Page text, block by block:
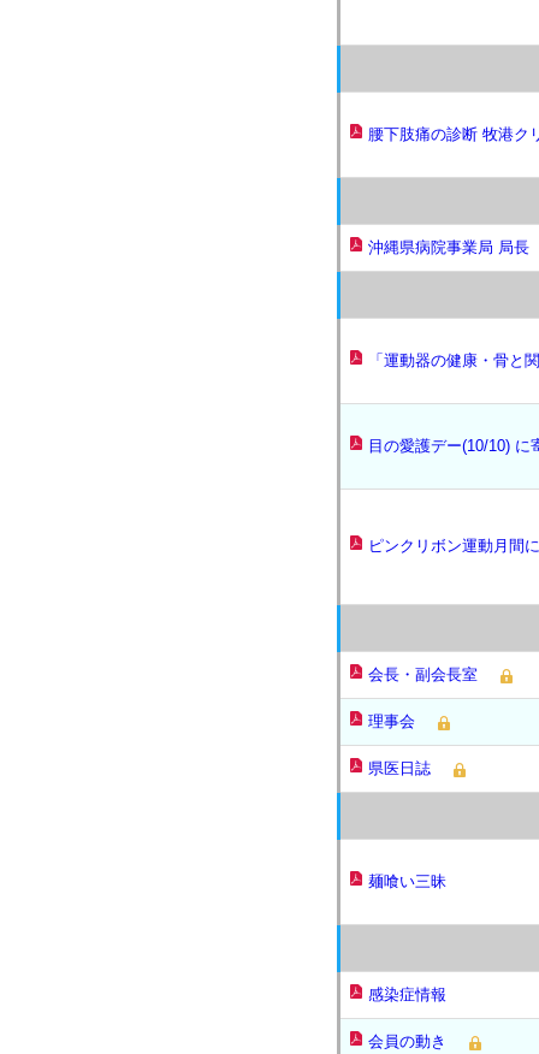
腰下肢痛の診断 牧港ク
沖縄県病院事業局 局
「運動器の健康・骨と
目の愛護デー(10/10) に
ピンクリボン運動月間
会長・副会長室
理事会
県医日誌
麺喰い三昧
感染症情報
会員の動き